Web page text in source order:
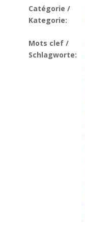
Catégorie /
Kategorie:
Mots clef /
Schlagworte: